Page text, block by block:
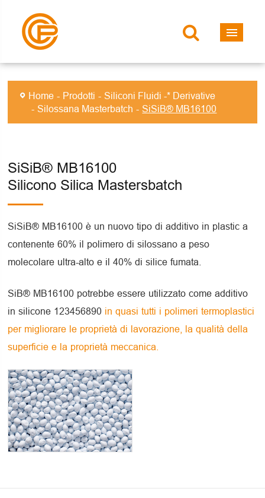
Home Prodotti
Siliconi Fluidi -* Derivative
Silossana Masterbatch
SiSiB® MB16100
SiSiB® MB16100
Silicono Silica Mastersbatch
SiSiB® MB16100 è un nuovo tipo di additivo in plastic a
contenente 60% il polimero di silossano a peso
molecolare ultra-alto e il 40% di silice fumata.
SiB® MB16100 potrebbe essere utilizzato come additivo
in silicone 123456890 in quasi tutti i polimeri termoplastici
per migliorare le proprietà di lavorazione, la qualità della
superficie e la proprietà meccanica.